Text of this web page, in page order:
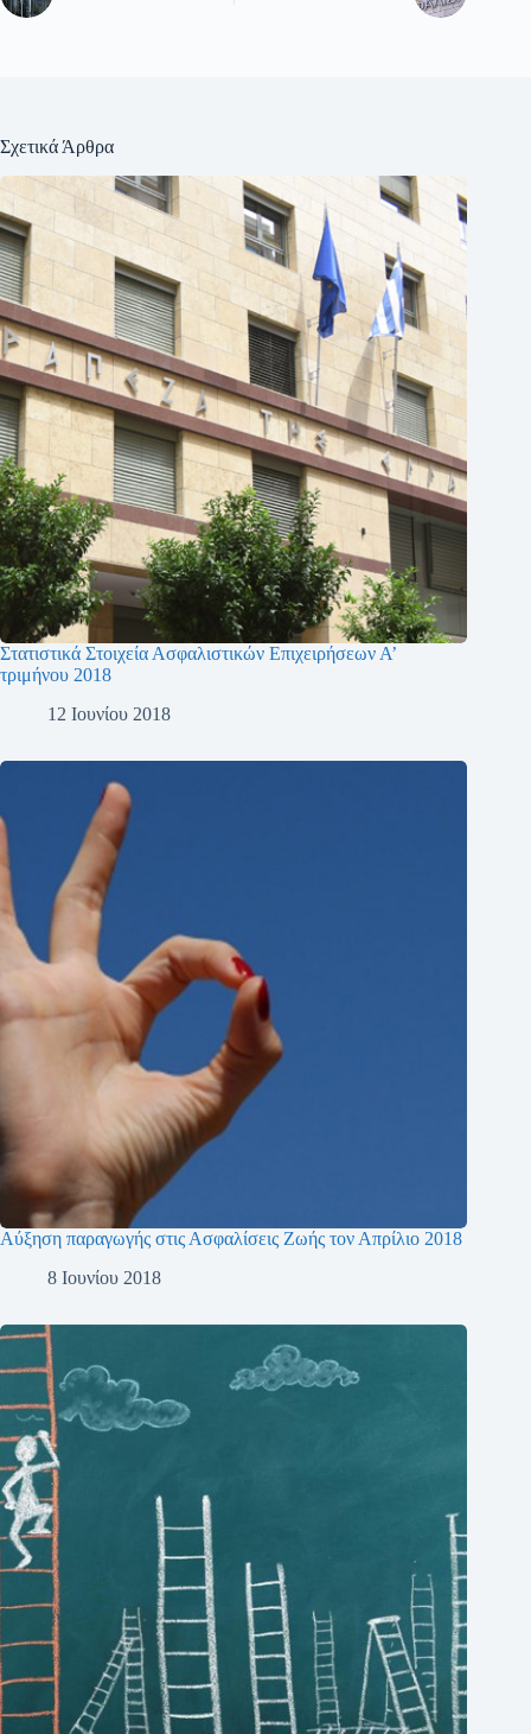
Σχετικά Άρθρα
Στατιστικά Στοιχεία Ασφαλιστικών Επιχειρήσεων Α’
τριμήνου 2018
12 Ιουνίου 2018
Αύξηση παραγωγής στις Ασφαλίσεις Ζωής τον Απρίλιο 2018
8 Ιουνίου 2018